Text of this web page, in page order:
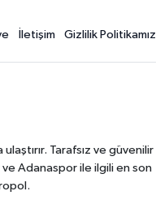
İletişim Gizlilik Politikamız
Tarafsız ve güvenilir
Adanaspor ile ilgili en son